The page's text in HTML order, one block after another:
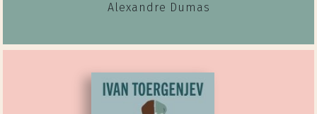
Alexandre Dumas